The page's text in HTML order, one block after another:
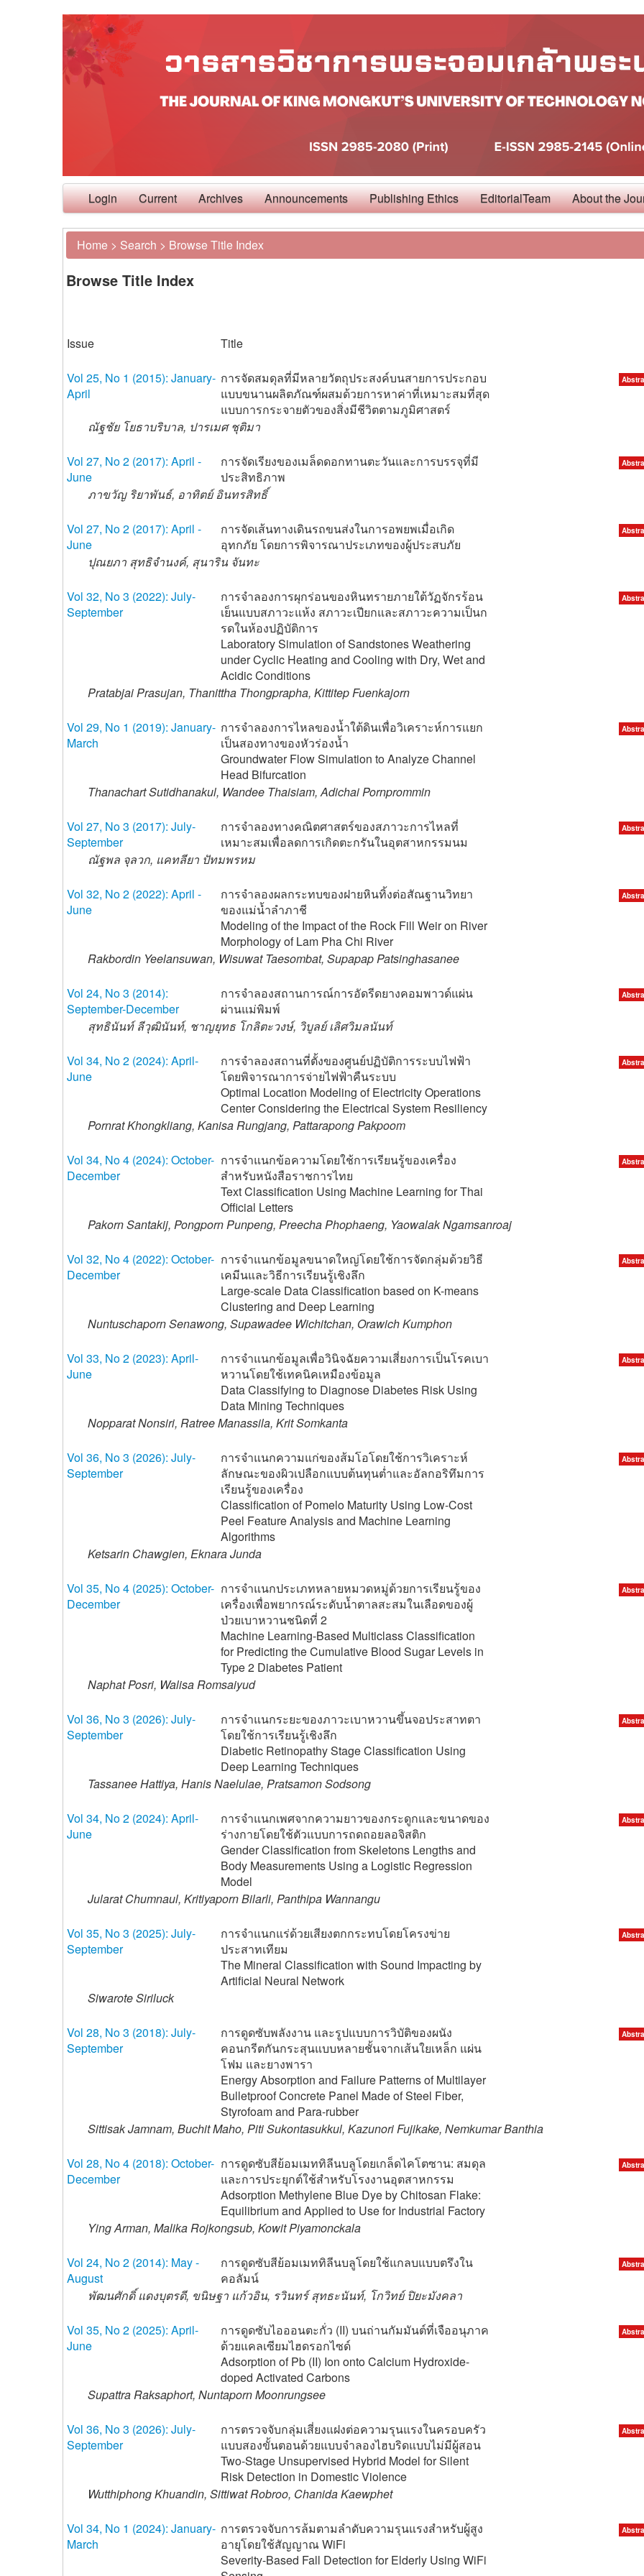
Login Current Archives Announcements Publishing Ethics EditorialTeam About the
Home > Search > Browse Title Index
Browse Title Index
Issue Title
Vol 25, No 1 (2015): January-
April
การจัดสมดุลที่มีหลายวัตถุประสงค์บนสายการประกอบ
แบบขนานผลิตภัณฑ์ผสมด้วยการหาค่าที่เหมาะสมที่สุด
แบบการกระจายตัวของสิ่งมีชีวิตตามภูมิศาสตร์
ณัฐชัย โยธาบริบาล, ปารเมศ ชุติมา
Vol 27, No 2 (2017): April -
June
การจัดเรียงของเมล็ดดอกทานตะวันและการบรรจุที่มี
ประสิทธิภาพ
ภาขวัญ ริยาพันธ์, อาทิตย์ อินทรสิทธิ์
Vol 27, No 2 (2017): April -
June
การจัดเส้นทางเดินรถขนส่งในการอพยพเมื่อเกิด
อุทกภัย โดยการพิจารณาประเภทของผู้ประสบภัย
ปุณยภา สุทธิจำนงค์, สุนาริน จันทะ
Vol 32, No 3 (2022): July-
September
การจำลองการผุกร่อนของหินทรายภายใต้วัฏจักรร้อน
เย็นแบบสภาวะแห้ง สภาวะเปียกและสภาวะความเป็นก
รดในห้องปฏิบัติการ
Laboratory Simulation of Sandstones Weathering
under Cyclic Heating and Cooling with Dry, Wet and
Acidic Conditions
Pratabjai Prasujan, Thanittha Thongprapha, Kittitep Fuenkajorn
Vol 29, No 1 (2019): January-
March
การจำลองการไหลของน้ำใต้ดินเพื่อวิเคราะห์การแยก
เป็นสองทางของหัวร่องน้ำ
Groundwater Flow Simulation to Analyze Channel
Head Bifurcation
Thanachart Sutidhanakul, Wandee Thaisiam, Adichai Pornprommin
Vol 27, No 3 (2017): July-
September
การจำลองทางคณิตศาสตร์ของสภาวะการไหลที่
เหมาะสมเพื่อลดการเกิดตะกรันในอุตสาหกรรมนม
ณัฐพล จุลวก, แคทลียา ปัทมพรหม
Vol 32, No 2 (2022): April -
June
การจำลองผลกระทบของฝายหินทิ้งต่อสัณฐานวิทยา
ของแม่น้ำลำภาชี
Modeling of the Impact of the Rock Fill Weir on River
Morphology of Lam Pha Chi River
Rakbordin Yeelansuwan, Wisuwat Taesombat, Supapap Patsinghasanee
Vol 24, No 3 (2014):
September-December
การจำลองสถานการณ์การอัดรีดยางคอมพาวด์แผ่น
ผ่านแม่พิมพ์
สุทธินันท์ ลีวุฒินันท์, ชาญยุทธ โกลิตะวงษ์, วิบูลย์ เลิศวิมลนันท์
Vol 34, No 2 (2024): April-
June
การจำลองสถานที่ตั้งของศูนย์ปฏิบัติการระบบไฟฟ้า
โดยพิจารณาการจ่ายไฟฟ้าคืนระบบ
Optimal Location Modeling of Electricity Operations
Center Considering the Electrical System Resiliency
Pornrat Khongkliang, Kanisa Rungjang, Pattarapong Pakpoom
Vol 34, No 4 (2024): October-
December
การจำแนกข้อความโดยใช้การเรียนรู้ของเครื่อง
สำหรับหนังสือราชการไทย
Text Classification Using Machine Learning for Thai
Official Letters
Pakorn Santakij, Pongporn Punpeng, Preecha Phophaeng, Yaowalak Ngamsanroaj
Vol 32, No 4 (2022): October-
December
การจำแนกข้อมูลขนาดใหญ่โดยใช้การจัดกลุ่มด้วยวิธี
เคมีนและวิธีการเรียนรู้เชิงลึก
Large-scale Data Classification based on K-means
Clustering and Deep Learning
Nuntuschaporn Senawong, Supawadee Wichitchan, Orawich Kumphon
Vol 33, No 2 (2023): April-
June
การจำแนกข้อมูลเพื่อวินิจฉัยความเสี่ยงการเป็นโรคเบา
หวานโดยใช้เทคนิคเหมืองข้อมูล
Data Classifying to Diagnose Diabetes Risk Using
Data Mining Techniques
Nopparat Nonsiri, Ratree Manassila, Krit Somkanta
Vol 36, No 3 (2026): July-
September
การจำแนกความแก่ของส้มโอโดยใช้การวิเคราะห์
ลักษณะของผิวเปลือกแบบต้นทุนต่ำและอัลกอริทึมการ
เรียนรู้ของเครื่อง
Classification of Pomelo Maturity Using Low-Cost
Peel Feature Analysis and Machine Learning
Algorithms
Ketsarin Chawgien, Eknara Junda
Vol 35, No 4 (2025): October-
December
การจำแนกประเภทหลายหมวดหมู่ด้วยการเรียนรู้ของ
เครื่องเพื่อพยากรณ์ระดับน้ำตาลสะสมในเลือดของผู้
ป่วยเบาหวานชนิดที่ 2
Machine Learning-Based Multiclass Classification
for Predicting the Cumulative Blood Sugar Levels in
Type 2 Diabetes Patient
Naphat Posri, Walisa Romsaiyud
Vol 36, No 3 (2026): July-
September
การจำแนกระยะของภาวะเบาหวานขึ้นจอประสาทตา
โดยใช้การเรียนรู้เชิงลึก
Diabetic Retinopathy Stage Classification Using
Deep Learning Techniques
Tassanee Hattiya, Hanis Naelulae, Pratsamon Sodsong
Vol 34, No 2 (2024): April-
June
การจำแนกเพศจากความยาวของกระดูกและขนาดของ
ร่างกายโดยใช้ตัวแบบการถดถอยลอจิสติก
Gender Classification from Skeletons Lengths and
Body Measurements Using a Logistic Regression
Model
Jularat Chumnaul, Kritiyaporn Bilarli, Panthipa Wannangu
Vol 35, No 3 (2025): July-
September
การจำแนกแร่ด้วยเสียงตกกระทบโดยโครงข่าย
ประสาทเทียม
The Mineral Classification with Sound Impacting by
Artificial Neural Network
Siwarote Siriluck
Vol 28, No 3 (2018): July-
September
การดูดซับพลังงาน และรูปแบบการวิบัติของผนัง
คอนกรีตกันกระสุนแบบหลายชั้นจากเส้นใยเหล็ก แผ่น
โฟม และยางพารา
Energy Absorption and Failure Patterns of Multilayer
Bulletproof Concrete Panel Made of Steel Fiber,
Styrofoam and Para-rubber
Sittisak Jamnam, Buchit Maho, Piti Sukontasukkul, Kazunori Fujikake, Nemkumar Banthia
Vol 28, No 4 (2018): October-
December
การดูดซับสีย้อมเมททิลีนบลูโดยเกล็ดไคโตซาน: สมดุล
และการประยุกต์ใช้สำหรับโรงงานอุตสาหกรรม
Adsorption Methylene Blue Dye by Chitosan Flake:
Equilibrium and Applied to Use for Industrial Factory
Ying Arman, Malika Rojkongsub, Kowit Piyamonckala
Vol 24, No 2 (2014): May -
August
การดูดซับสีย้อมเมททิลีนบลูโดยใช้แกลบแบบตรึงใน
คอลัมน์
พัฒนศักดิ์ แดงบุตรดี, ขนิษฐา แก้วอิน, รวินทร์ สุทธะนันท์, โกวิทย์ ปิยะมังคลา
Vol 35, No 2 (2025): April-
June
การดูดซับไอออนตะกั่ว (II) บนถ่านกัมมันต์ที่เจืออนุภาค
ด้วยแคลเซียมไฮดรอกไซด์
Adsorption of Pb (II) Ion onto Calcium Hydroxide-
doped Activated Carbons
Supattra Raksaphort, Nuntaporn Moonrungsee
Vol 36, No 3 (2026): July-
September
การตรวจจับกลุ่มเสี่ยงแฝงต่อความรุนแรงในครอบครัว
แบบสองขั้นตอนด้วยแบบจำลองไฮบริดแบบไม่มีผู้สอน
Two-Stage Unsupervised Hybrid Model for Silent
Risk Detection in Domestic Violence
Wutthiphong Khuandin, Sittiwat Robroo, Chanida Kaewphet
Vol 34, No 1 (2024): January-
March
การตรวจจับการล้มตามลำดับความรุนแรงสำหรับผู้สูง
อายุโดยใช้สัญญาณ WiFi
Severity-Based Fall Detection for Elderly Using WiFi